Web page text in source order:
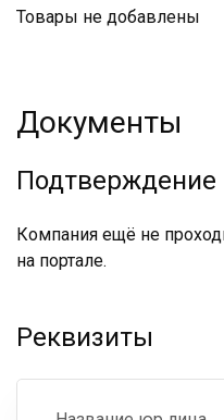
Товары не добавлены
Документы
Подтверждение
Компания ещё не
на портале.
Реквизиты